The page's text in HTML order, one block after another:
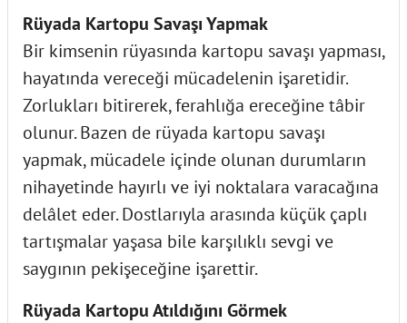
Rüyada Kartopu Savaşı Yapmak
Bir kimsenin rüyasında kartopu savaşı yapması,
hayatında vereceği mücadelenin işaretidir.
Zorlukları bitirerek, ferahlığa ereceğine tâbir
olunur. Bazen de rüyada kartopu savaşı
yapmak, mücadele içinde olunan durumların
nihayetinde hayırlı ve iyi noktalara varacağına
delâlet eder. Dostlarıyla arasında küçük çaplı
tartışmalar yaşasa bile karşılıklı sevgi ve
saygının pekişeceğine işarettir.
Rüyada Kartopu Atıldığını Görmek